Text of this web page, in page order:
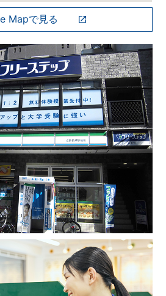
Mapで見る